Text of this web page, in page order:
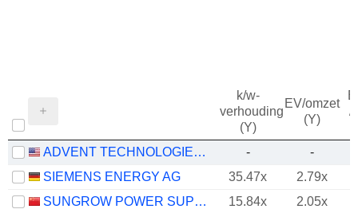
k/w-
verhouding
(Y)
EV/omzet
(Y)
/
ADVENT TECHNOLOGIES HOLDINGS, INC. -
-
SIEMENS ENERGY AG
35.47x 2.79x
SUNGROW POWER SUPPLY CO., LTD.
15.84x 2.05x